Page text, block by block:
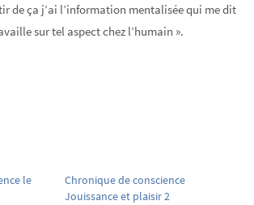
de ça j’ai l’information mentalisée qui me dit
sur tel aspect chez l’humain ».
le
Chronique de conscience
Jouissance et plaisir 2